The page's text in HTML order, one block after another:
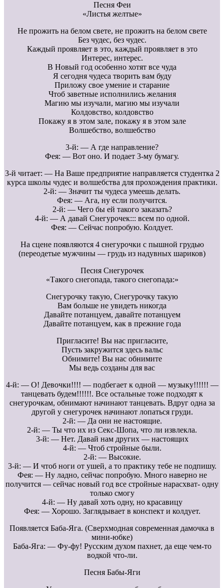
Песня Феи
«Листья желтые»
Не прожить на белом свете, не прожить на белом свете
Без чудес, без чудес.
Каждый проявляет в это, каждый проявляет в это
Интерес, интерес.
В Новый год особенно хотят все чуда
Я сегодня чудеса творить вам буду
Приложу свое умение и старание
Чтоб заветные исполнились желания
Магию мы изучали, магию мы изучали
Колдовство, колдовство
Покажу я в этом зале, покажу я в этом зале
Волшебство, волшебство
3-й: — А где направление?
Фея: — Вот оно. И подает 3-му бумагу.
3-й читает: — На Ваше предприятие направляется студентка 2
курса школы чудес и волшебства для прохождения практики.
2-й: — Значит ты чудеса умеешь делать.
Фея: — Ага, ну если получится.
2-й: — Чего бы ей такого заказать?
4-й: — А давай Снегурочек::: всем по одной.
Фея: — Сейчас попробую. Колдует.
На сцене появляются 4 снегурочки с пышной грудью
(переодетые мужчины — грудь из надувных шариков)
Песня Снегурочек
«Такого снегопада, такого снегопада:»
Снегурочку такую, Снегурочку такую
Вам больше не увидеть никогда
Давайте потанцуем, давайте потанцуем
Давайте потанцуем, как в прежние года
Пригласите! Вы нас пригласите,
Пусть закружится здесь вальс
Обнимите! Вы нас обнимите
Мы ведь созданы для вас
4-й: — О! Девочки!!!! — подбегает к одной — музыку!!!!!! —
танцевать будем!!!!!!. Все остальные тоже подходят к
снегурочкам, обнимают начинают танцевать. Вдруг одна за
другой у снегурочек начинают лопаться груди.
2-й: — Да они не настоящие.
2-й: — Ты что их из Секс-Шопа, что ли извлекла.
3-й: — Нет. Давай нам других — настоящих
4-й: — Чтоб стройные были.
2-й: — Высокие.
3-й: — И чтоб ноги от ушей, а то практику тебе не подпишу.
Фея: — Ну ладно, сейчас попробую. Много наверно не
получится — сейчас новый год все стройные нарасхват- одну
только смогу
4-й: — Ну давай хоть одну, но красавицу
Фея: — Хорошо. Заглядывает в конспект и колдует.
Появляется Баба-Яга. (Сверхмодная современная дамочка в
мини-юбке)
Баба-Яга: — Фу-фу! Русским духом пахнет, да еще чем-то
водкой что-ли.
Песня Бабы-Яги